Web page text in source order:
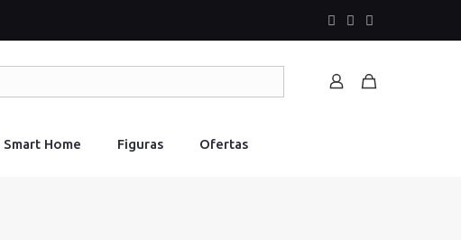
Smart Home Figuras Ofertas